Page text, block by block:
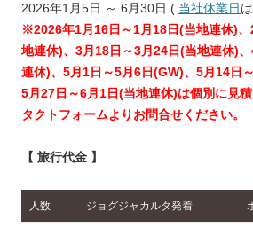
2026年1月5日 ～ 6月30日 ( 当社休業日
※2026年1月16日～1月18日(当地連休)
地連休)、3月18日～3月24日(当地連休)
連休)、5月1日～5月6日(GW)、5月14日
5月27日～6月1日(当地連休)は個別に見
タクトフォームよりお問合せください。
【 旅行代金 】
人数 ジョグジャカルタ発着